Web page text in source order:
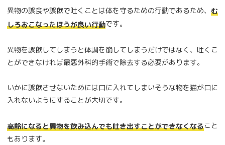
異物の誤食や誤飲で吐くことは体を守るための行動であるため、 む
しろおこなったほうが良い行動です。
異物を誤飲してしまうと体調を崩してしまうだけではなく、吐くこ
とができなければ最悪外科的手術で除去する必要があります。
いかに誤飲させないためには口に入れてしまいそうな物を猫が口に
入れないようにすることが大切です。
高齢になると異物を飲み込んでも吐き出すことができなくなること
もあります。